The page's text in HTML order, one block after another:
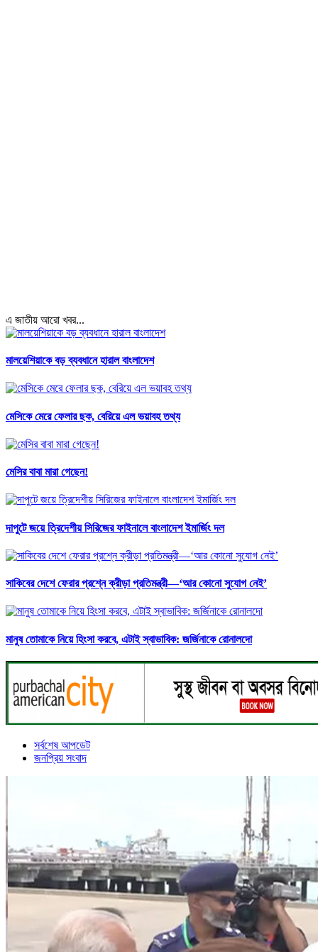
এ জাতীয় আরো খবর...
মালয়েশিয়াকে বড় ব্যবধানে হারাল বাংলাদেশ
মেসিকে মেরে ফেলার ছক, বেরিয়ে এল ভয়াবহ তথ্য
মেসির বাবা মারা গেছেন!
দাপুটে জয়ে ত্রিদেশীয় সিরিজের ফাইনালে বাংলাদেশ ইমার্জিং দল
সাকিবের দেশে ফেরার প্রশ্নে ক্রীড়া প্রতিমন্ত্রী—‘আর কোনো সুযোগ নেই’
মানুষ তোমাকে নিয়ে হিংসা করবে, এটাই স্বাভাবিক: জর্জিনাকে রোনালদো
সর্বশেষ আপডেট
জনপ্রিয় সংবাদ